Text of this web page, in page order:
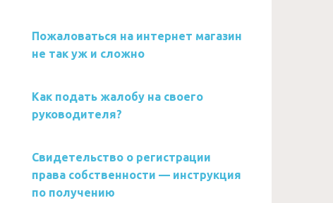
Пожаловаться на интернет магазин
не так уж и сложно
Как подать жалобу на своего
руководителя?
Свидетельство о регистрации
права собственности — инструкция
по получению